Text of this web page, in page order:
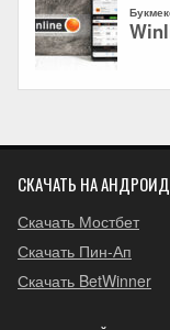
СКАЧАТЬ НА АНДРОИД
Скачать Мостбет
Скачать Пин-Ап
Скачать BetWinner